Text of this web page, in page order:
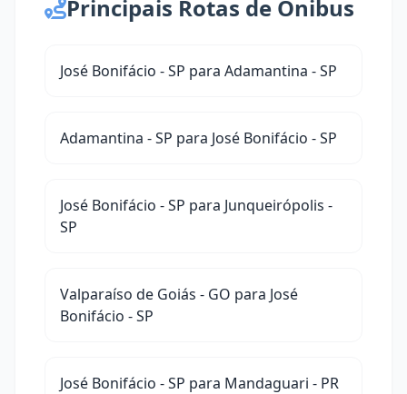
Principais Rotas de Ônibus
José Bonifácio - SP para Adamantina - SP
Adamantina - SP para José Bonifácio - SP
José Bonifácio - SP para Junqueirópolis -
SP
Valparaíso de Goiás - GO para José
Bonifácio - SP
José Bonifácio - SP para Mandaguari - PR